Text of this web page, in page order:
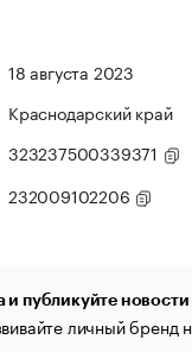
18 августа 2023
Краснодарский край
323237500339371
232009102206
и публикуйте новости
личный бренд